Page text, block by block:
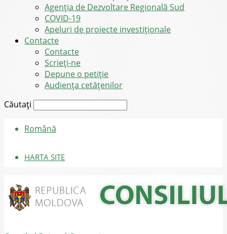
Agenția de Dezvoltare Regională Sud
COVID-19
Apeluri de proiecte investiționale
Contacte
Contacte
Scrieți-ne
Depune o petiție
Audiența cetățenilor
Căutați
Română
HARTA SITE